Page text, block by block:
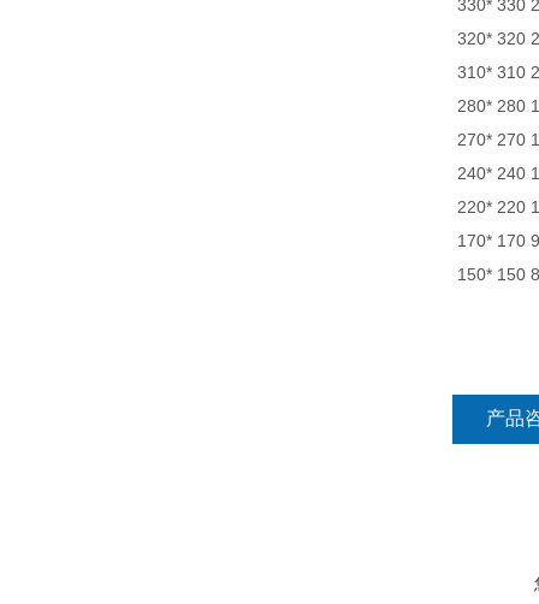
330* 330
320* 320
310* 310
280* 280
270* 270
240* 240
220* 220
170* 170
150* 150
产品